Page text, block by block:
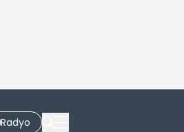
Radyo